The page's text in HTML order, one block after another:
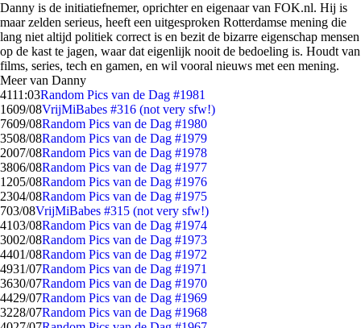
Danny is de initiatiefnemer, oprichter en eigenaar van FOK.nl. Hij is
maar zelden serieus, heeft een uitgesproken Rotterdamse mening die
lang niet altijd politiek correct is en bezit de bizarre eigenschap mensen
op de kast te jagen, waar dat eigenlijk nooit de bedoeling is. Houdt van
films, series, tech en gamen, en wil vooral nieuws met een mening.
Meer van Danny
4111:03Random Pics van de Dag #1981
1609/08VrijMiBabes #316 (not very sfw!)
7609/08Random Pics van de Dag #1980
3508/08Random Pics van de Dag #1979
2007/08Random Pics van de Dag #1978
3806/08Random Pics van de Dag #1977
1205/08Random Pics van de Dag #1976
2304/08Random Pics van de Dag #1975
703/08VrijMiBabes #315 (not very sfw!)
4103/08Random Pics van de Dag #1974
3002/08Random Pics van de Dag #1973
4401/08Random Pics van de Dag #1972
4931/07Random Pics van de Dag #1971
3630/07Random Pics van de Dag #1970
4429/07Random Pics van de Dag #1969
3228/07Random Pics van de Dag #1968